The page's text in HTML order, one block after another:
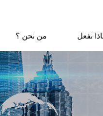
من نحن ؟ نفعل